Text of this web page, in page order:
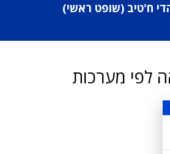
ח'טיב (שופט ראשי)
לפי מערכות